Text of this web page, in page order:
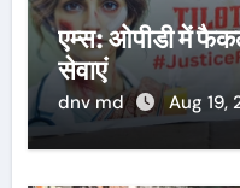
एम्स: ओपीडी में
सेवाएं
dnv md Aug 19,